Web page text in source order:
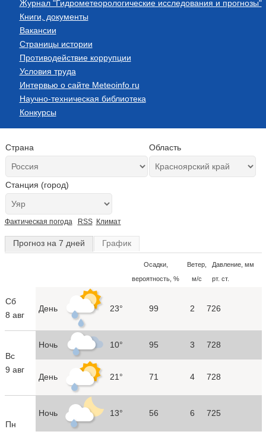
Журнал "Гидрометеорологические исследования и прогнозы"
Книги, документы
Вакансии
Страницы истории
Противодействие коррупции
Условия труда
Интервью о сайте Meteoinfo.ru
Научно-техническая библиотека
Конкурсы
Страна Область
Станция (город)
Фактическая погода RSS Климат
Прогноз на 7 дней График
Осадки,
вероятность, %
Ветер,
м/с
Давление, мм
рт. ст.
Сб
8 авг
День 23° 99 2 726
Вс
9 авг
Ночь 10° 95 3 728
День 21° 71 4 728
Пн
Ночь 13° 56 6 725